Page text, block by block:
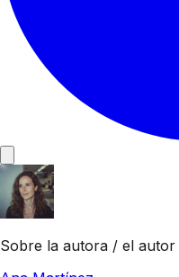
Sobre la autora / el autor